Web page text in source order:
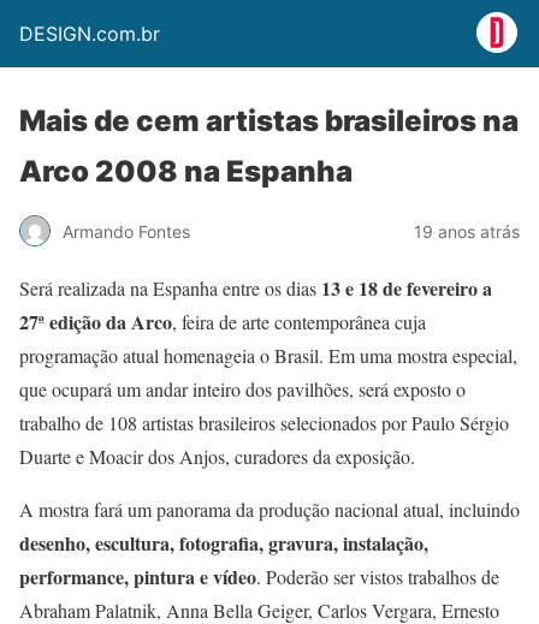
DESIGN.com.br
Mais de cem artistas brasileiros na
Arco 2008 na Espanha
Armando Fontes 19 anos atrás
Será realizada na Espanha entre os dias 13 e 18 de fevereiro a
27ª edição da Arco, feira de arte contemporânea cuja
programação atual homenageia o Brasil. Em uma mostra especial,
que ocupará um andar inteiro dos pavilhões, será exposto o
trabalho de 108 artistas brasileiros selecionados por Paulo Sérgio
Duarte e Moacir dos Anjos, curadores da exposição.
A mostra fará um panorama da produção nacional atual, incluindo
desenho, escultura, fotografia, gravura, instalação,
performance, pintura e vídeo. Poderão ser vistos trabalhos de
Abraham Palatnik, Anna Bella Geiger, Carlos Vergara, Ernesto